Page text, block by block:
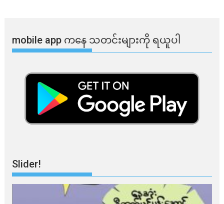
mobile app ​​ကနေ ​​သတင်းများကို ရယူပါ
Slider!